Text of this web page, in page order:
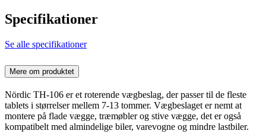
Specifikationer
Se alle specifikationer
Mere om produktet
Nördic TH-106 er et roterende vægbeslag, der passer til de fleste
tablets i størrelser mellem 7-13 tommer. Vægbeslaget er nemt at
montere på flade vægge, træmøbler og stive vægge, det er også
kompatibelt med almindelige biler, varevogne og mindre lastbiler.